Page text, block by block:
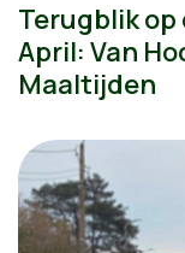
Terugblik op
April: Van
Maaltijden